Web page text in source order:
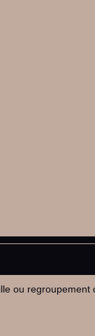
ou regroupement